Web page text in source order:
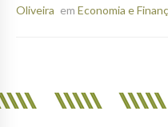
Oliveira em Economia e